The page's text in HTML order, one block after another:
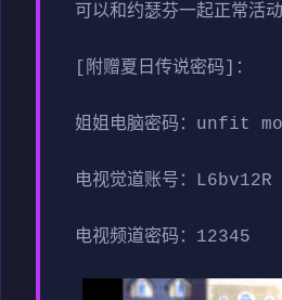
可以和约瑟芬一起正常活动
[附赠夏日传说密码]：
姐姐电脑密码：unfit
电视觉道账号：L6bv12R
电视频道密码：12345